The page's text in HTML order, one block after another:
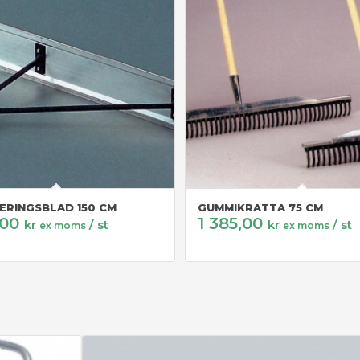
150 CM
kr ex moms / st
GUMMIKRATTA 75 CM
1 385,00 kr ex moms / st